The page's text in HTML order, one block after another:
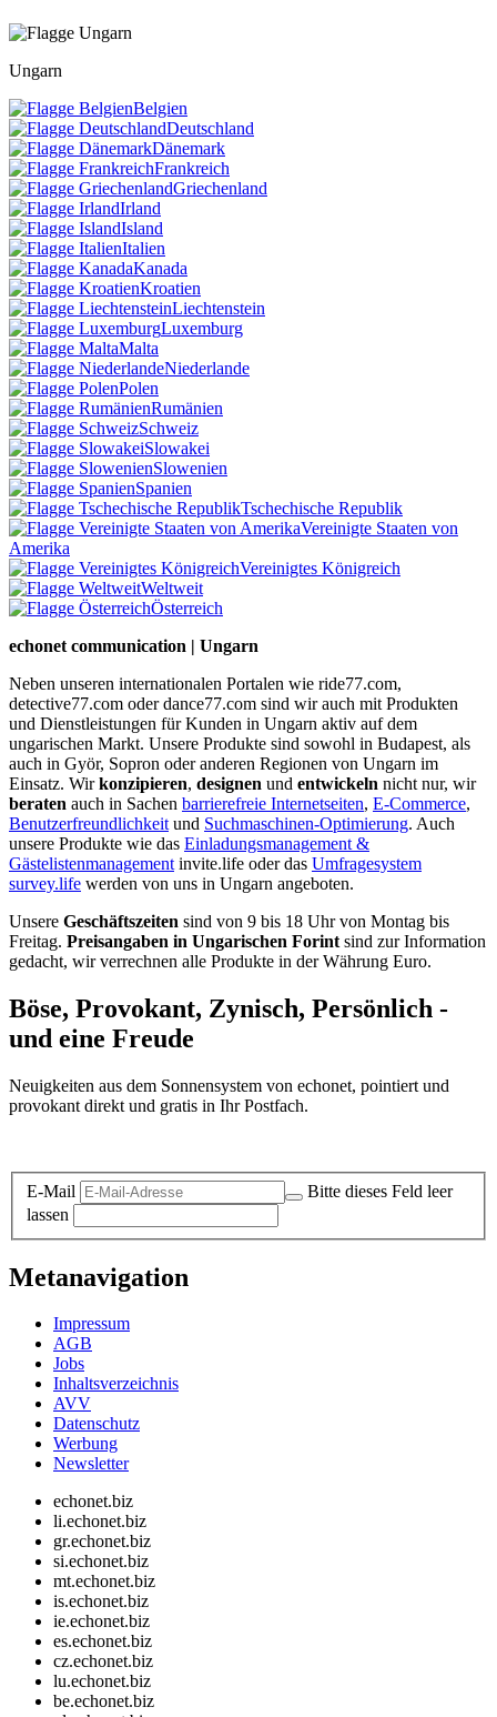
Ungarn
Belgien
Deutschland
Dänemark
Frankreich
Griechenland
Irland
Island
Italien
Kanada
Kroatien
Liechtenstein
Luxemburg
Malta
Niederlande
Polen
Rumänien
Schweiz
Slowakei
Slowenien
Spanien
Tschechische Republik
Vereinigte Staaten von
Amerika
Vereinigtes Königreich
Weltweit
Österreich
echonet communication | Ungarn
Neben unseren internationalen Portalen wie ride77.com,
detective77.com oder dance77.com sind wir auch mit Produkten
und Dienstleistungen für Kunden in Ungarn aktiv auf dem
ungarischen Markt. Unsere Produkte sind sowohl in Budapest, als
auch in Györ, Sopron oder anderen Regionen von Ungarn im
Einsatz. Wirkonzipieren, designen und entwickeln nicht nur, wir
beraten auch in Sachen barrierefreie Internetseiten, E-Commerce,
Benutzerfreundlichkeit und Suchmaschinen-Optimierung. Auch
unsere Produkte wie das Einladungsmanagement &
Gästelistenmanagement invite.life oder das Umfragesystem
survey.life werden von uns in Ungarn angeboten.
Unsere Geschäftszeiten sind von 9 bis 18 Uhr von Montag bis
Freitag. Preisangaben in Ungarischen Forint sind zur Information
gedacht, wir verrechnen alle Produkte in der Währung Euro.
Böse, Provokant, Zynisch, Persönlich -
und eine Freude
Neuigkeiten aus dem Sonnensystem von echonet, pointiert und
provokant direkt und gratis in Ihr Postfach.
E-Mail
Bitte dieses Feld leer
lassen
Metanavigation
Impressum
AGB
Jobs
Inhaltsverzeichnis
AVV
Datenschutz
Werbung
Newsletter
echonet.biz
li.echonet.biz
gr.echonet.biz
si.echonet.biz
mt.echonet.biz
is.echonet.biz
ie.echonet.biz
es.echonet.biz
cz.echonet.biz
lu.echonet.biz
be.echonet.biz